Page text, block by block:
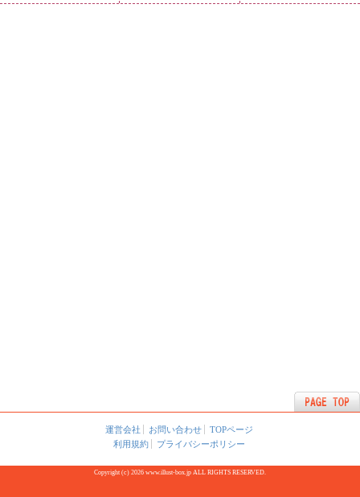
運営会社 お問い合わせ
TOPページ
利用規約
プライバシーポリシー
Copyright (c) 2026 www.illust-box.jp ALL RIGHTS RESERVED.